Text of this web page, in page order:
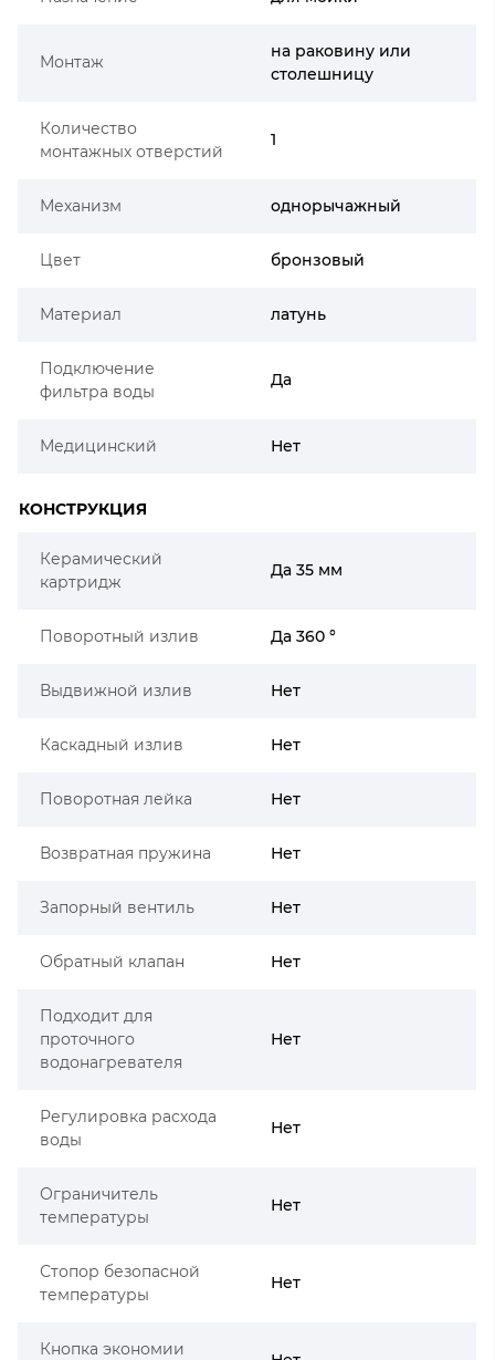
Монтаж
на раковину или
столешницу
Количество
монтажных отверстий
1
Механизм однорычажный
Цвет бронзовый
Материал латунь
Подключение
фильтра воды
Да
Медицинский Нет
КОНСТРУКЦИЯ
Керамический
картридж
Да 35 мм
Поворотный излив Да 360 °
Выдвижной излив Нет
Каскадный излив Нет
Поворотная лейка Нет
Возвратная пружина Нет
Запорный вентиль Нет
Обратный клапан Нет
Подходит для
проточного
водонагревателя
Нет
Регулировка расхода
воды
Нет
Ограничитель
температуры
Нет
Стопор безопасной
температуры
Нет
Кнопка экономии